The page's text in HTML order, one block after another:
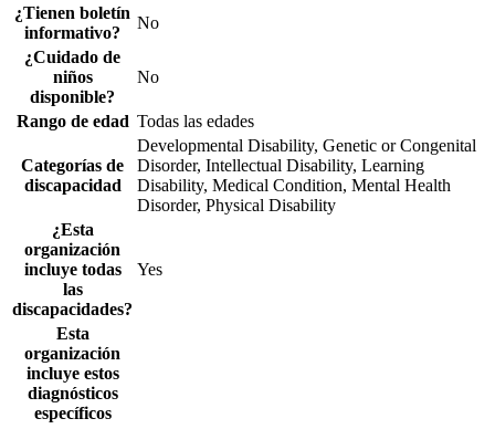
¿Tienen boletín
informativo?
No
¿Cuidado de
niños
disponible?
No
Rango de edad Todas las edades
Categorías de
discapacidad
Developmental Disability, Genetic or Congenital
Disorder, Intellectual Disability, Learning
Disability, Medical Condition, Mental Health
Disorder, Physical Disability
¿Esta
organización
incluye todas
las
discapacidades?
Yes
Esta
organización
incluye estos
diagnósticos
específicos